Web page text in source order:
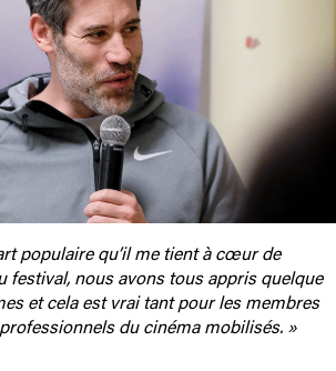
populaire qu’il me tient à cœur de
festival, nous avons tous appris quelque
et cela est vrai tant pour les membres
du cinéma mobilisés. »